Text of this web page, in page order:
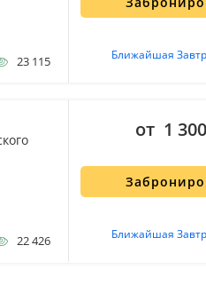
23 115 Ближайшая
22 426 Ближайшая
от 1 300